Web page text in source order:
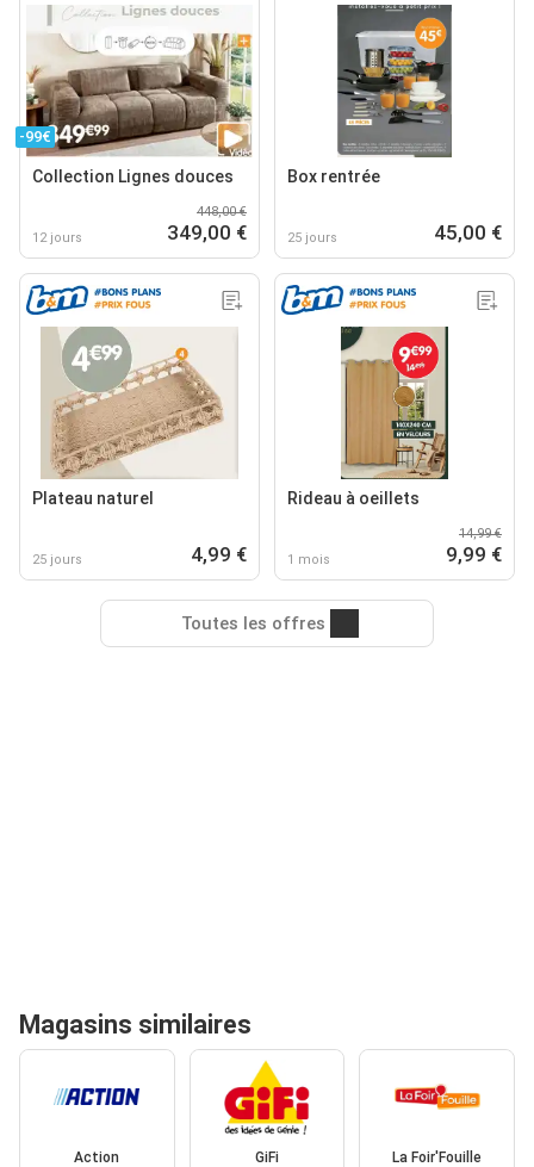
-99€
Collection Lignes douces
12 jours
448,00 €
349,00 €
Box rentrée
25 jours 45,00 €
Plateau naturel
25 jours 4,99 €
Rideau à oeillets
1 mois
14,99 €
9,99 €
Toutes les offres
Magasins similaires
Action GiFi La Foir'Fouille